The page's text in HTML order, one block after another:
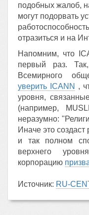
подобных жалоб,
могут подорвать
отразиться и на
Напомним, что
первый раз.
Всемирного
уверить ICANN ,
уровня,
(например,
неразумно:
Иначе это
и так полном
верхнего
корпорацию
Источник: RU-